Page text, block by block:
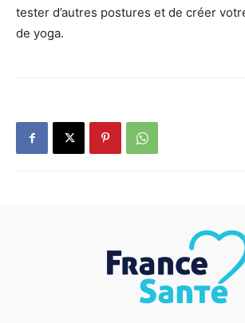
tester d’autres postures et de créer
de yoga.